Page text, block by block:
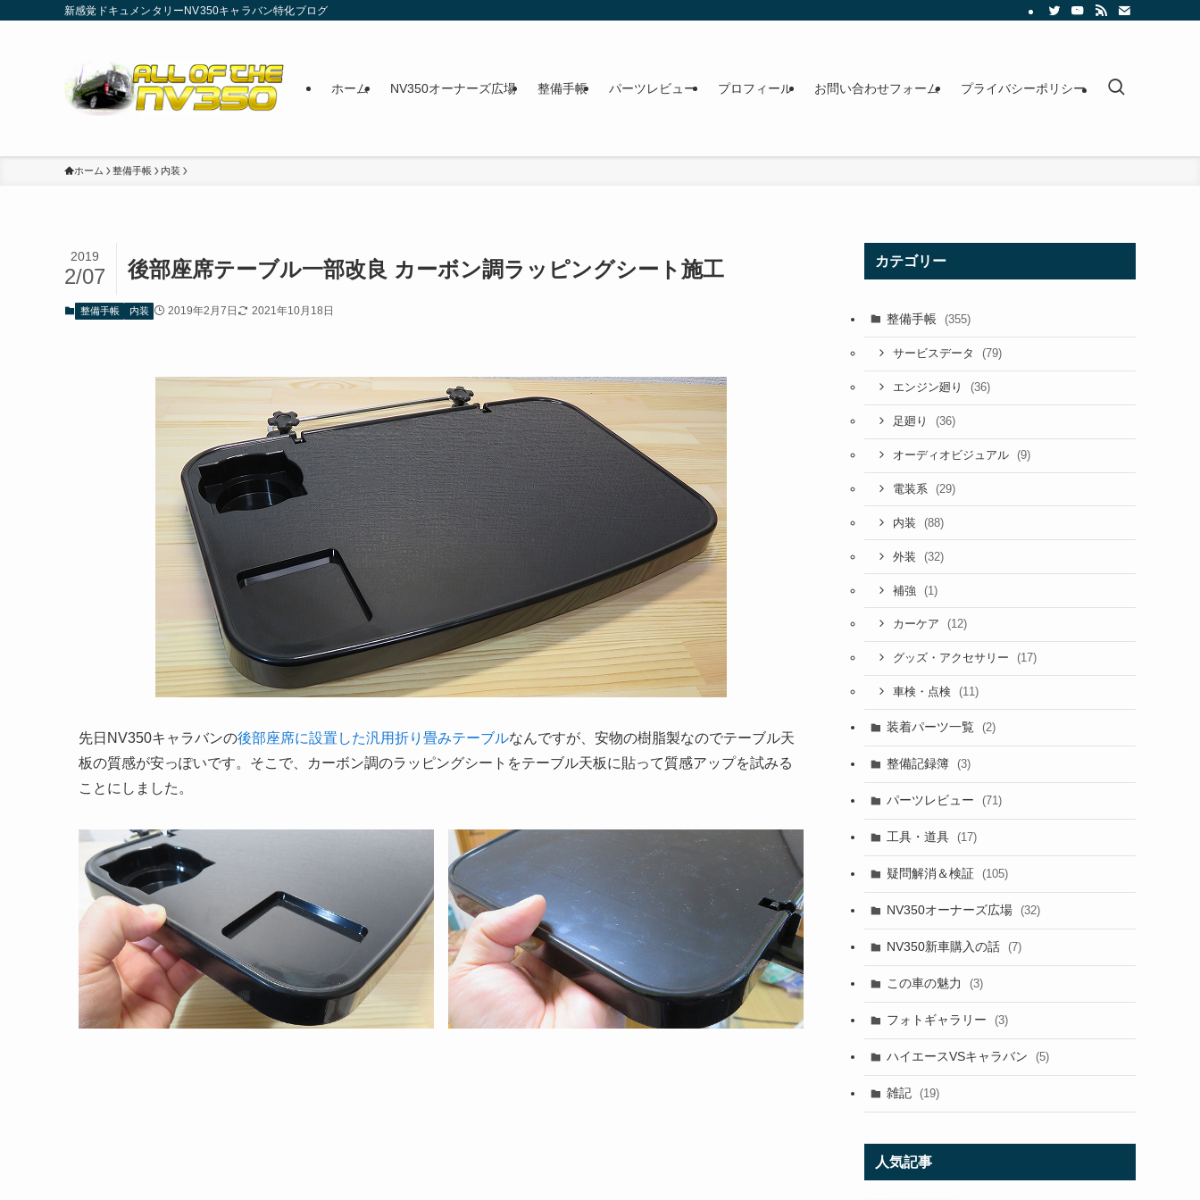
新感覚ドキュメンタリーNV350キャラバン特化ブログ
ホーム NV350オーナーズ広場 整備手帳 パーツレビュー プロフィール お問い合わせフォーム プライバシーポリシー
ホーム 整備手帳 内装
後部座席テーブル一部改良 カーボン調ラッピングシート施工
2019
2/07
整備手帳 内装 2019年2月7日 2021年10月18日
先日NV350キャラバンの後部座席に設置した汎用折り畳みテーブルなんですが、安物の樹脂製なのでテーブル天
板の質感が安っぽいです。そこで、カーボン調のラッピングシートをテーブル天板に貼って質感アップを試みる
ことにしました。
カテゴリー
整備手帳 (355)
サービスデータ (79)
エンジン廻り (36)
足廻り (36)
オーディオビジュアル (9)
電装系 (29)
内装 (88)
外装 (32)
補強 (1)
カーケア (12)
グッズ・アクセサリー (17)
車検・点検 (11)
装着パーツ一覧 (2)
整備記録簿 (3)
パーツレビュー (71)
工具・道具 (17)
疑問解消＆検証 (105)
NV350オーナーズ広場 (32)
NV350新車購入の話 (7)
この車の魅力 (3)
フォトギャラリー (3)
ハイエースVSキャラバン (5)
雑記 (19)
人気記事